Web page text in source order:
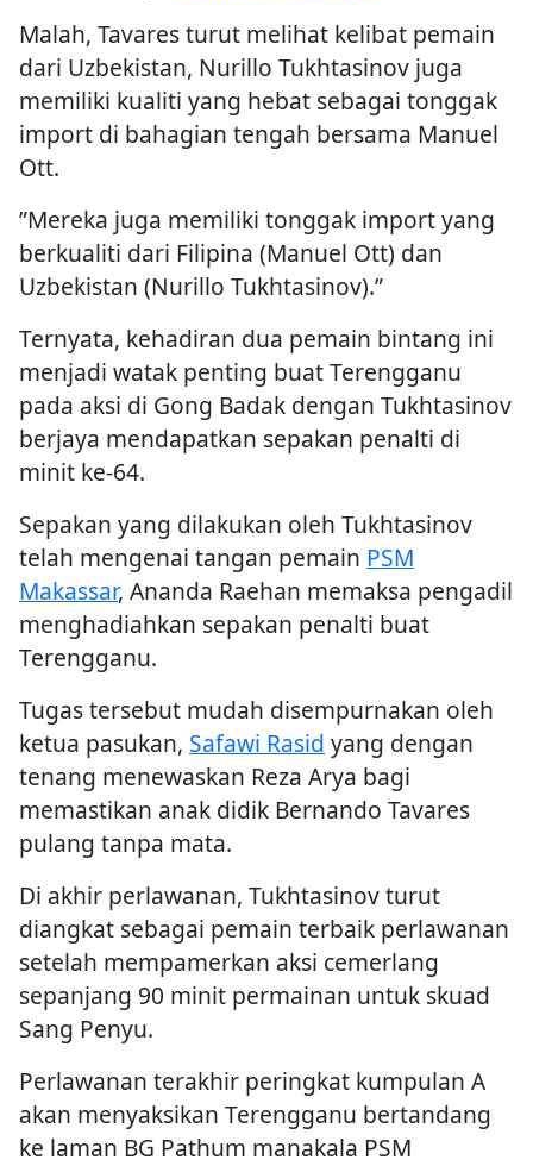
Malah, Tavares turut melihat kelibat pemain
dari Uzbekistan, Nurillo Tukhtasinov juga
memiliki kualiti yang hebat sebagai tonggak
import di bahagian tengah bersama Manuel
Ott.
”Mereka juga memiliki tonggak import yang
berkualiti dari Filipina (Manuel Ott) dan
Uzbekistan (Nurillo Tukhtasinov).”
Ternyata, kehadiran dua pemain bintang ini
menjadi watak penting buat Terengganu
pada aksi di Gong Badak dengan Tukhtasinov
berjaya mendapatkan sepakan penalti di
minit ke-64.
Sepakan yang dilakukan oleh Tukhtasinov
telah mengenai tangan pemain PSM
Makassar, Ananda Raehan memaksa pengadil
menghadiahkan sepakan penalti buat
Terengganu.
Tugas tersebut mudah disempurnakan oleh
ketua pasukan, Safawi Rasid yang dengan
tenang menewaskan Reza Arya bagi
memastikan anak didik Bernando Tavares
pulang tanpa mata.
Di akhir perlawanan, Tukhtasinov turut
diangkat sebagai pemain terbaik perlawanan
setelah mempamerkan aksi cemerlang
sepanjang 90 minit permainan untuk skuad
Sang Penyu.
Perlawanan terakhir peringkat kumpulan A
akan menyaksikan Terengganu bertandang
ke laman BG Pathum manakala PSM